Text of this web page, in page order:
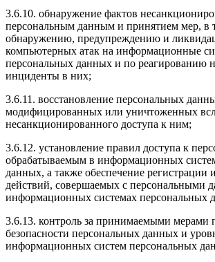
3.6.10. обнаружение фактов
персональным данным и принятием мер, в
обнаружению, предупреждению и
компьютерных атак на информационные
персональных данных и по реагированию
инциденты в них;
3.6.11. восстановление персональных
модифицированных или уничтоженных
несанкционированного доступа к ним;
3.6.12. установление правил доступа к
обрабатываемым в информационных
данных, а также обеспечение регистрации
действий, совершаемых с персональными
информационных системах персональных
3.6.13. контроль за принимаемыми мерами
безопасности персональных данных и
информационных систем персональных